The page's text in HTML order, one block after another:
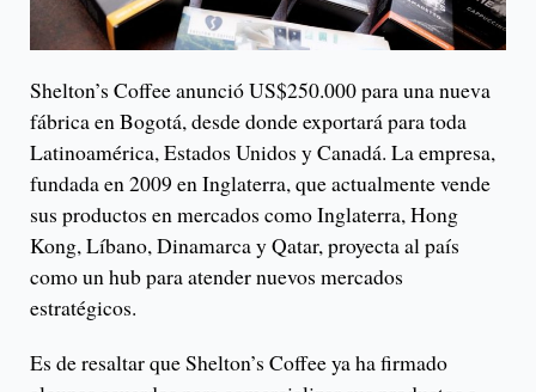
Shelton’s Coffee anunció US$250.000 para una nueva
fábrica en Bogotá, desde donde exportará para toda
Latinoamérica, Estados Unidos y Canadá. La empresa,
fundada en 2009 en Inglaterra, que actualmente vende
sus productos en mercados como Inglaterra, Hong
Kong, Líbano, Dinamarca y Qatar, proyecta al país
como un hub para atender nuevos mercados
estratégicos.
Es de resaltar que Shelton’s Coffee ya ha firmado